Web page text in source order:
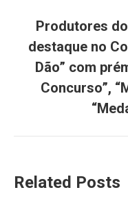
Produtores
destaque no
Dão” com
Concurso”,
Related Posts